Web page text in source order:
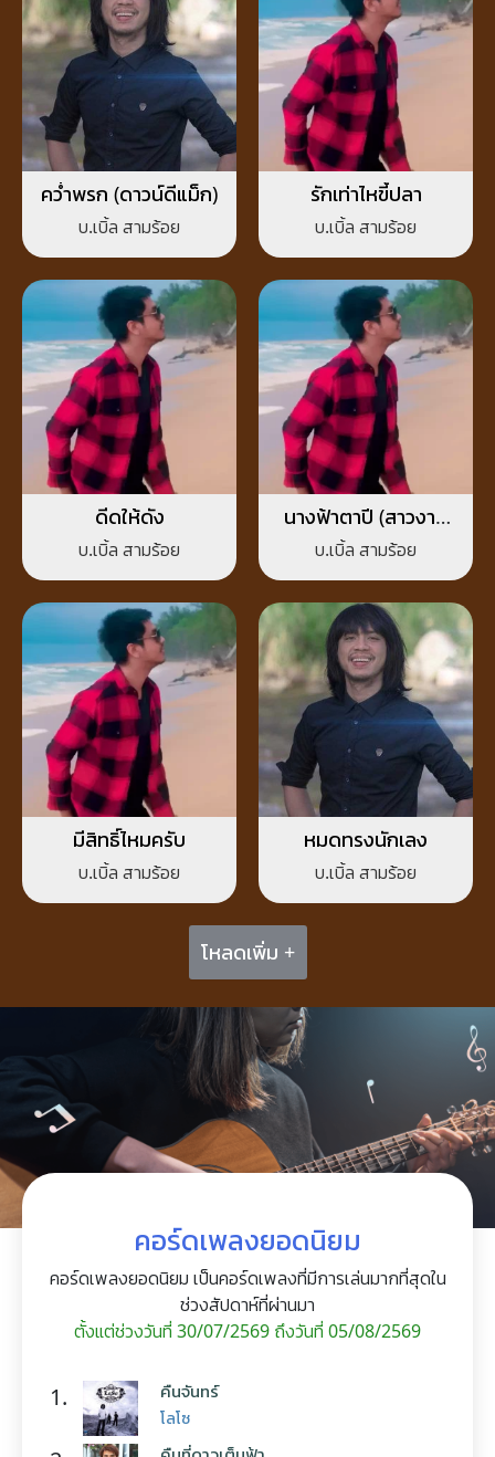
คว่ำพรก (ดาวน์ดีแม็ก)
บ.เบิ้ล สามร้อย
รักเท่าไหขี้ปลา
บ.เบิ้ล สามร้อย
ดีดให้ดัง
บ.เบิ้ล สามร้อย
นางฟ้าตาปี (สาวงาม
แห่งเมืองคนดี)
บ.เบิ้ล สามร้อย
มีสิทธิ์ไหมครับ
บ.เบิ้ล สามร้อย
หมดทรงนักเลง
บ.เบิ้ล สามร้อย
โหลดเพิ่ม +
คอร์ดเพลงยอดนิยม
คอร์ดเพลงยอดนิยม เป็นคอร์ดเพลงที่มีการเล่นมากที่สุดใน
ช่วงสัปดาห์ที่ผ่านมา
ตั้งแต่ช่วงวันที่ 30/07/2569 ถึงวันที่ 05/08/2569
1. คืนจันทร์
โลโซ